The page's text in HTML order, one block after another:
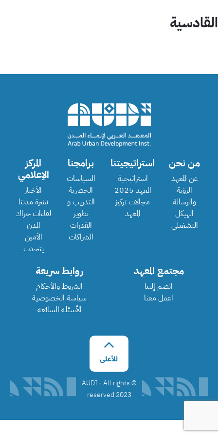
القادسية
من نحن
عن المعهد
الرؤية
والرسالة
الهيكل
التشغيلي
استراتيجيتنا
استراتيجية
المعهد 2025
مجالات تركيز
المعهد
برامجنا
السياسات
الحضرية
التدريب و
تطوير
القدرات
الشراكات
المركز
الإعلامي
الأخبار
نشرة مدننا
لقاءات حراك
المدن
الأمين
يتحدث
مجتمع المعهد
انضم إلينا
اعمل معنا
روابط سريعة
الشروط والأحكام
سياسة الخصوصية
الأسئلة الشائعة
©️ AUDI - All rights
reserved 2023